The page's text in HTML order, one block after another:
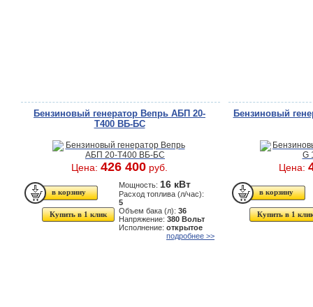
Бензиновый генератор Вепрь АБП 20-
Т400 ВБ-БС
Цена: 426 400 руб.
Купить в 1 клик
Мощность: 16 кВт
Расход топлива (л/час):
5
Объем бака (л): 36
Напряжение: 380 Вольт
Исполнение: открытое
подробнее >>
Бензиновый
Цена:
Купить в 1